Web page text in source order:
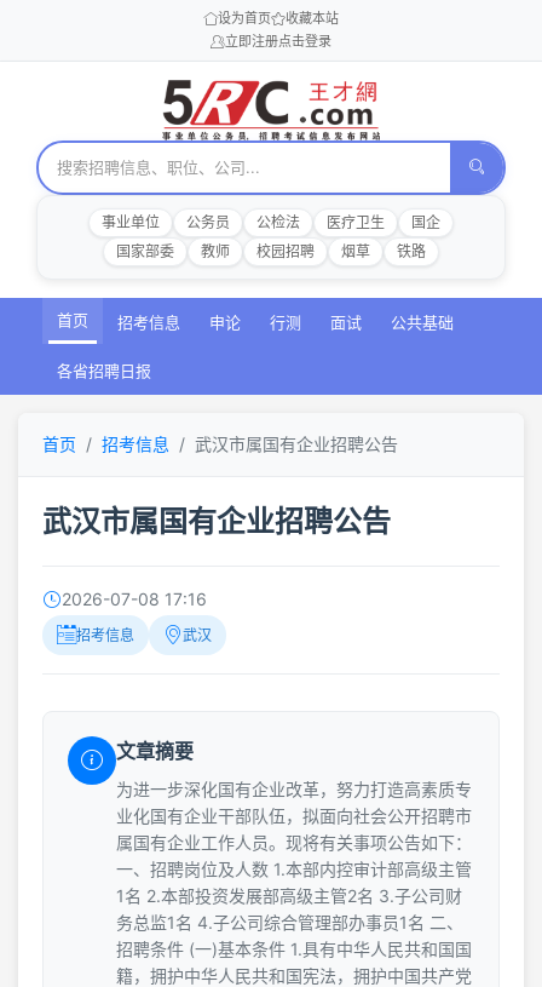
设为首页
收藏本站
立即注册点击登录
事业单位 公务员 公检法 医疗卫生
国企
国家部委
教师 校园招聘 烟草 铁路
首页 招考信息 申论 行测 面试 公共基础
各省招聘日报
首页 招考信息 武汉市属国有企业招聘公告
武汉市属国有企业招聘公告
2026-07-08 17:16
招考信息 武汉
文章摘要
为进一步深化国有企业改革，努力打造高素质专
业化国有企业干部队伍，拟面向社会公开招聘市
属国有企业工作人员。现将有关事项公告如下：
一、招聘岗位及人数 1.本部内控审计部高级主管
1名 2.本部投资发展部高级主管2名 3.子公司财
务总监1名 4.子公司综合管理部办事员1名 二、
招聘条件 (一)基本条件 1.具有中华人民共和国国
籍，拥护中华人民共和国宪法，拥护中国共产党